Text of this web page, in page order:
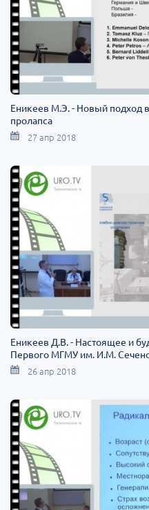
Еникеев М.Э. - Новый подход
пролапса
27 апр 2018
Еникеев Д.В. - Настоящее и
Первого МГМУ им. И.М.
26 апр 2018